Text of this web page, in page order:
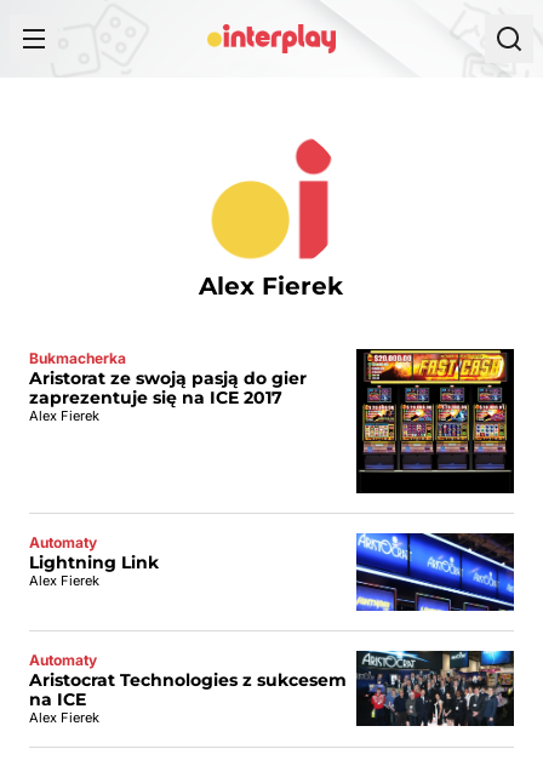
Alex Fierek
Bukmacherka
Aristorat ze swoją pasją do gier
zaprezentuje się na ICE 2017
Alex Fierek
Automaty
Lightning Link
Alex Fierek
Automaty
Aristocrat Technologies z sukcesem
na ICE
Alex Fierek